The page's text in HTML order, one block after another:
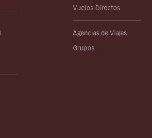
Vuelos Directos
Agencias de Viajes
Grupos